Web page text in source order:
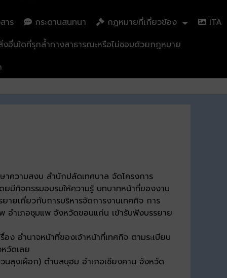
าร กระดานสนทนา กฏหมายที่เกี่ยวข้อง
ITA
อื่นใดที่รุกล้ำทางสาธารณะหรือไม่ชอบด้วยกฎหมาย
ความสงบ สำนักปลัดเทศบาล จัดโครงการ
มีกิจกรรมอบรมให้ความรู้ บทบาทหน้าที่ของงาน
ายเกี่ยวกับการบริหารจัดการงานเทศกิจ การ
อำเภอชุมแพ จังหวัดขอนแก่น เข้ารับฟังบรรยาย
ง อำนาจหน้าที่ของเจ้าหน้าที่เทศกิจ ตามระเบียบ
วัดเลย
ลุงเผือก) ตำบลบุฮม อำเภอเชียงคาน จังหวัด